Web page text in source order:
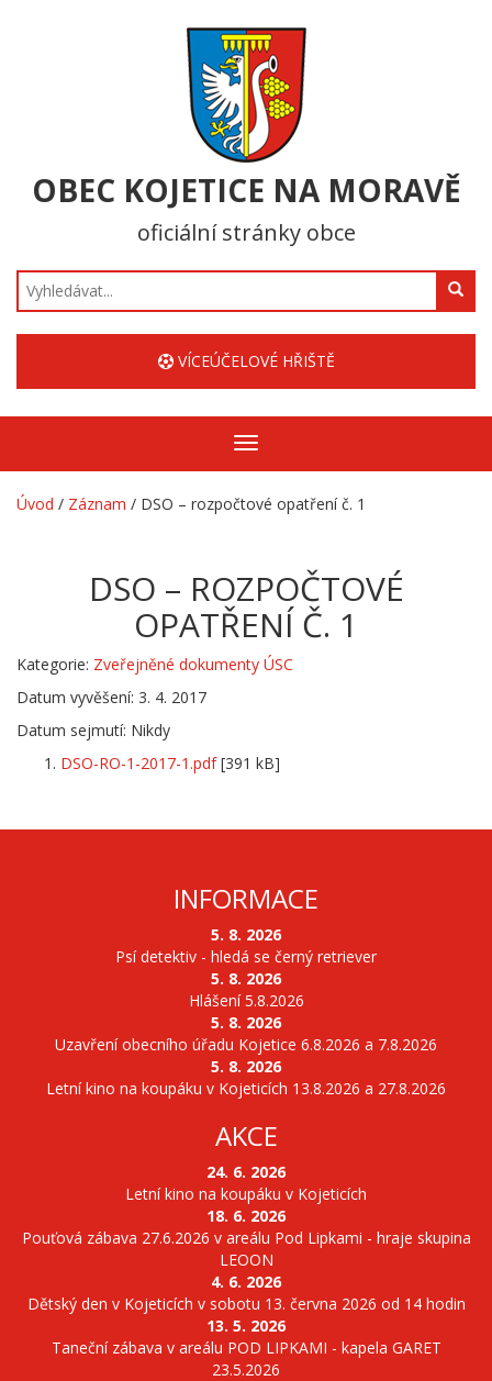
OBEC KOJETICE NA MORAVĚ
oficiální stránky obce
Hledat
VÍCEÚČELOVÉ HŘIŠTĚ
Zobrazit/skrýt
navigaci
Úvod / Záznam / DSO – rozpočtové opatření č. 1
DSO – ROZPOČTOVÉ
OPATŘENÍ Č. 1
Kategorie: Zveřejněné dokumenty ÚSC
Datum vyvěšení: 3. 4. 2017
Datum sejmutí: Nikdy
DSO-RO-1-2017-1.pdf[391 kB]
INFORMACE
5. 8. 2026
Psí detektiv - hledá se černý retriever
5. 8. 2026
Hlášení 5.8.2026
5. 8. 2026
Uzavření obecního úřadu Kojetice 6.8.2026 a 7.8.2026
5. 8. 2026
Letní kino na koupáku v Kojeticích 13.8.2026 a 27.8.2026
AKCE
24. 6. 2026
Letní kino na koupáku v Kojeticích
18. 6. 2026
Pouťová zábava 27.6.2026 v areálu Pod Lipkami - hraje skupina
LEOON
4. 6. 2026
Dětský den v Kojeticích v sobotu 13. června 2026 od 14 hodin
13. 5. 2026
Taneční zábava v areálu POD LIPKAMI - kapela GARET
23.5.2026